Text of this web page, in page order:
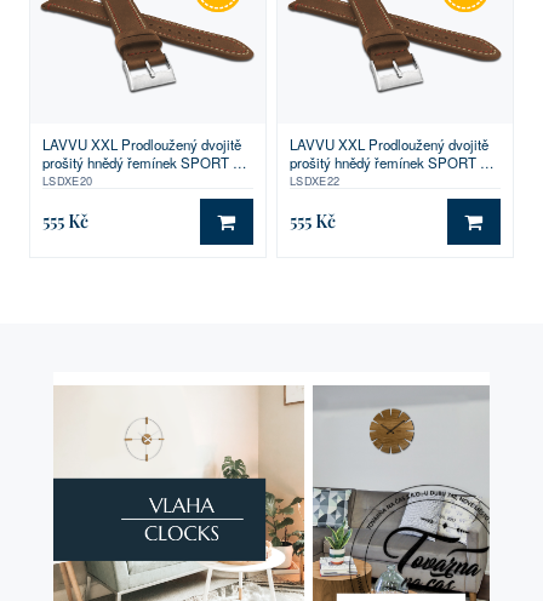
LAVVU XXL Prodloužený dvojitě
prošitý hnědý řemínek SPORT z
luxusní kůže Top Grain - 20 XXL
LSDXE20
555 Kč DO KOŠÍKU
LAVVU XXL Prodloužený dvojitě
prošitý hnědý řemínek SPORT z
luxusní kůže Top Grain - 22 XXL
LSDXE22
555 Kč DO